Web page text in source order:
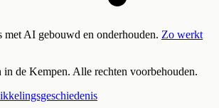
met AI gebouwd en onderhouden. Zo werkt
in de Kempen. Alle rechten voorbehouden.